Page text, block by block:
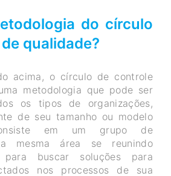
do círculo
qualidade?
acima, o círculo de controle
metodologia que pode ser
os tipos de organizações,
de seu tamanho ou modelo
em um grupo de
mesma área se reunindo
para buscar soluções para
nos processos de sua